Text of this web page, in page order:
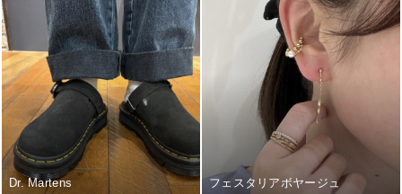
Dr. Martens フェスタリアボヤージュ